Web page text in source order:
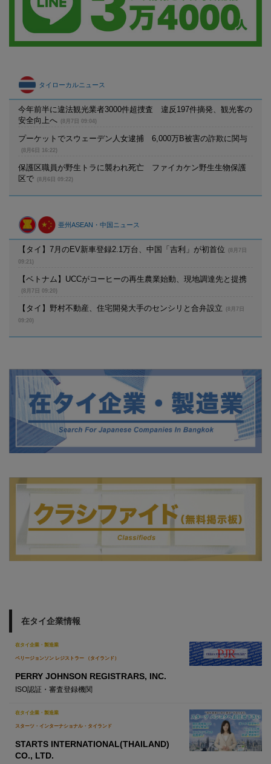
タイローカルニュース
今年前半に違法観光業者3000件超捜査 違反197件摘発、観光客の
安全向上へ
(8月7日 09:04)
プーケットでスウェーデン人女逮捕 6,000万B被害の詐欺に関与
(8月6日 16:22)
保護区職員が野生トラに襲われ死亡 ファイカケン野生生物保護
区で
(8月6日 09:22)
亜州ASEAN・中国ニュース
【タイ】7月のEV新車登録2.1万台、中国「吉利」が初首位
(8月7日
09:21)
【ベトナム】UCCがコーヒーの再生農業始動、現地調達先と提携
(8月7日 09:20)
【タイ】野村不動産、住宅開発大手のセンシリと合弁設立
(8月7日
09:20)
在タイ企業情報
在タイ企業・製造業
ペリージョンソン レジストラー （タイランド）
PERRY JOHNSON REGISTRARS, INC.
ISO認証・審査登録機関
在タイ企業・製造業
スターツ・インターナショナル・タイランド
STARTS INTERNATIONAL(THAILAND)
CO., LTD.